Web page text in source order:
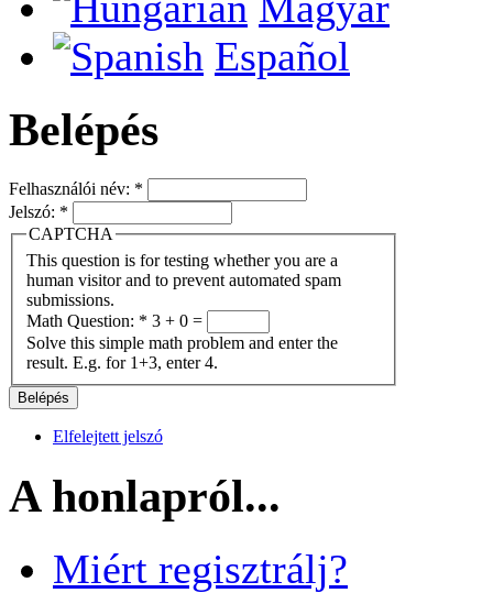
Español
Belépés
Felhasználói név: *
Jelszó: *
CAPTCHA
This question is for testing whether you are a
human visitor and to prevent automated spam
submissions.
Math Question: * 3 + 0 =
Solve this simple math problem and enter the
result. E.g. for 1+3, enter 4.
Elfelejtett jelszó
A honlapról...
Miért regisztrálj?